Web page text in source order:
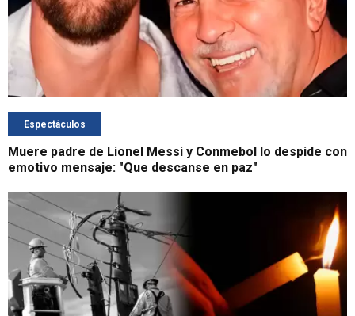
Espectáculos
Muere padre de Lionel Messi y Conmebol lo despide con
emotivo mensaje: "Que descanse en paz"